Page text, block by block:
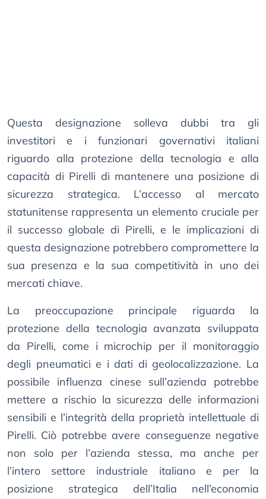
Questa designazione solleva dubbi tra gli
investitori e i funzionari governativi italiani
riguardo alla protezione della tecnologia e alla
capacità di Pirelli di mantenere una posizione di
sicurezza strategica. L’accesso al mercato
statunitense rappresenta un elemento cruciale per
il successo globale di Pirelli, e le implicazioni di
questa designazione potrebbero compromettere la
sua presenza e la sua competitività in uno dei
mercati chiave.
La preoccupazione principale riguarda la
protezione della tecnologia avanzata sviluppata
da Pirelli, come i microchip per il monitoraggio
degli pneumatici e i dati di geolocalizzazione. La
possibile influenza cinese sull’azienda potrebbe
mettere a rischio la sicurezza delle informazioni
sensibili e l’integrità della proprietà intellettuale di
Pirelli. Ciò potrebbe avere conseguenze negative
non solo per l’azienda stessa, ma anche per
l’intero settore industriale italiano e per la
posizione strategica dell’Italia nell’economia